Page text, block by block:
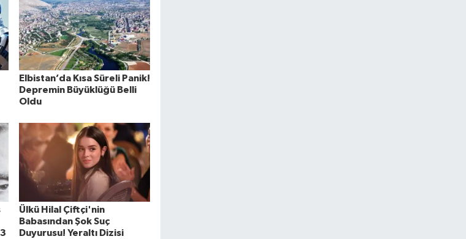
Elbistan’da Kısa Süreli Panik!
Depremin Büyüklüğü Belli
Oldu
Ülkü Hilal Çiftçi'nin
Babasından Şok Suç
Duyurusu! Yeraltı Dizisi